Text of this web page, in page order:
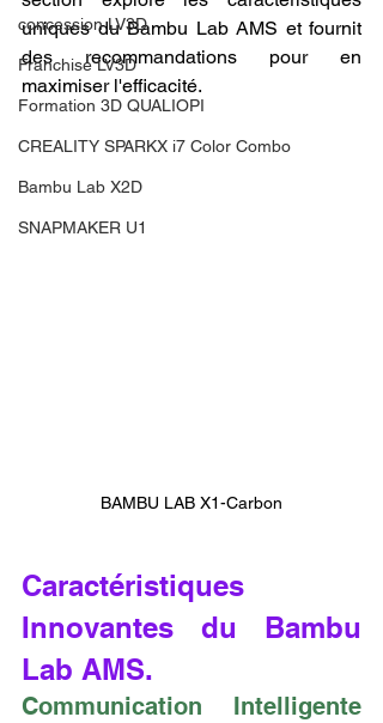
concession LV3D
Franchise LV3D
Formation 3D QUALIOPI
CREALITY SPARKX i7 Color Combo
Bambu Lab X2D
SNAPMAKER U1
uniques du Bambu Lab AMS et fournit
des recommandations pour en
maximiser l'efficacité.
BAMBU LAB X1-Carbon
Caractéristiques
Innovantes du Bambu
Lab AMS.
Communication Intelligente